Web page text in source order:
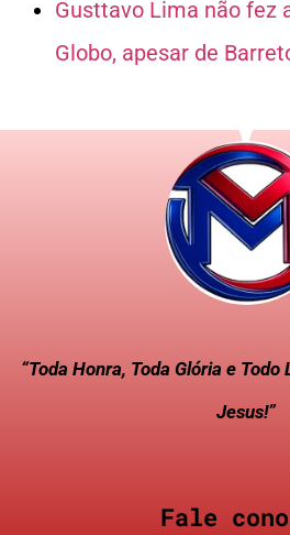
Gusttavo Lima não fez
Globo, apesar de
“Toda Honra, Toda Glória e
Jesus!”
Fale